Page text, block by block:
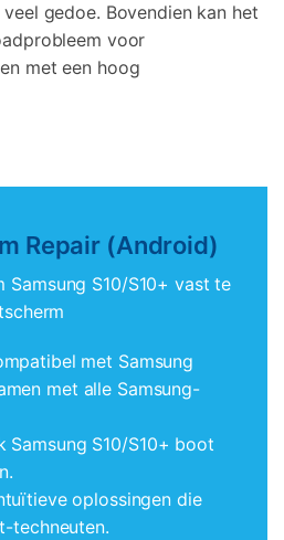
gedoe. Bovendien kan het
voor
met een hoog
Repair (Android)
S10/S10+ vast te
met Samsung
met alle Samsung-
Samsung S10/S10+ boot
oplossingen die
techneuten.